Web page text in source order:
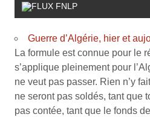
FNLP
Guerre d’Algérie, hier et
La formule est connue pour le
s’applique pleinement pour
ne veut pas passer. Rien n’y
ne seront pas soldés, tant que
pas contée, tant que le fonds